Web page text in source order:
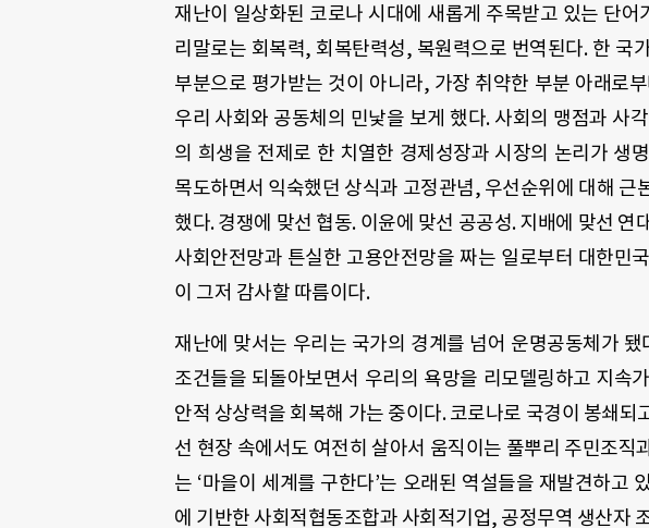
재난이 일상화된 코로나 시대에 새롭게 주목받고 있는 단어
리말로는 회복력, 회복탄력성, 복원력으로 번역된다. 한 국
부분으로 평가받는 것이 아니라, 가장 취약한 부분 아래로
우리 사회와 공동체의 민낯을 보게 했다. 사회의 맹점과 사
의 희생을 전제로 한 치열한 경제성장과 시장의 논리가 생
목도하면서 익숙했던 상식과 고정관념, 우선순위에 대해 근
했다.경쟁에 맞선 협동. 이윤에 맞선 공공성.지배에 맞선 연대
사회안전망과 튼실한 고용안전망을 짜는 일로부터 대한민
이 그저 감사할 따름이다.
재난에 맞서는 우리는 국가의 경계를 넘어 운명공동체가 됐
조건들을 되돌아보면서 우리의 욕망을 리모델링하고 지속
안적 상상력을 회복해 가는 중이다.코로나로 국경이 봉쇄되
선 현장 속에서도 여전히 살아서 움직이는 풀뿌리 주민조직
는 ‘마을이 세계를 구한다’는 오래된 역설들을 재발견하고
에 기반한 사회적협동조합과 사회적기업, 공정무역 생산자